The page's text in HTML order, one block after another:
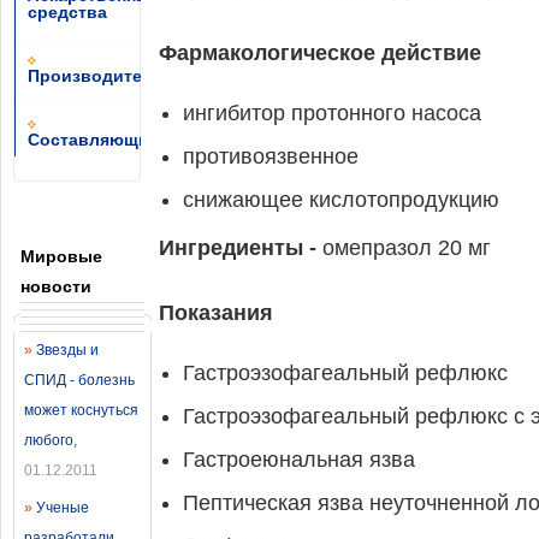
средства
Производители
Составляющие
Мировые
новости
» Звезды и
СПИД - болезнь
может коснуться
любого,
01.12.2011
» Ученые
Фармакологическое действие
ингибитор протонного насоса
противоязвенное
снижающее кислотопродукцию
Ингредиенты - омепразол 20 мг
Показания
Гастроэзофагеальный рефлюкс
Гастроэзофагеальный рефлюкс с
Гастроеюнальная язва
Пептическая язва неуточненной